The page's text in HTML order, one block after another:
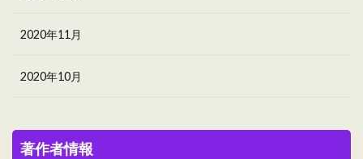
2020年11月
2020年10月
著作者情報